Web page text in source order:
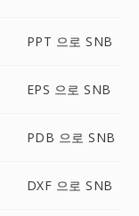
PPT 으로 SNB
EPS 으로 SNB
PDB 으로 SNB
DXF 으로 SNB